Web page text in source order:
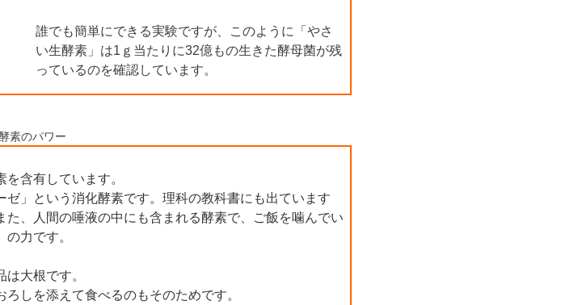
誰でも簡単にできる実験ですが、このように「やさ
い生酵素」は1ｇ当たりに32億もの生きた酵母菌が残
っているのを確認しています。
含有しています。
」という消化酵素です。理科の教科書にも出ています
た、人間の唾液の中にも含まれる酵素で、ご飯を噛んでい
力です。
大根です。
しを添えて食べるのもそのためです。